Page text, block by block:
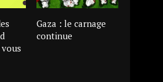
Gaza : le carnage
continue